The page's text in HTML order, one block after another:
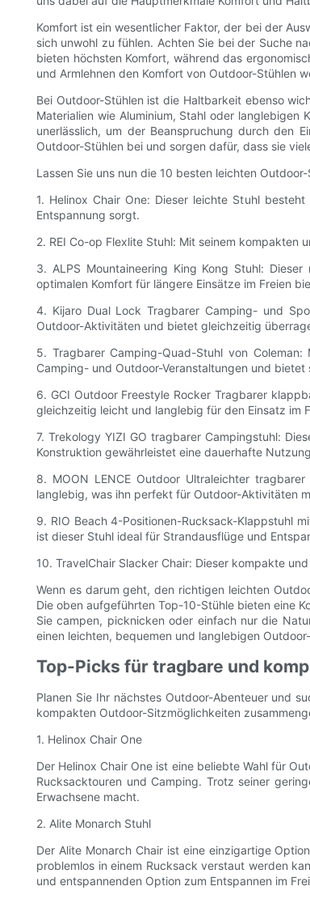
Komfort ist ein wesentlicher Faktor, der bei der
sich unwohl zu fühlen. Achten Sie bei der Suche
bieten höchsten Komfort, während das
und Armlehnen den Komfort von Outdoor-Stühlen
Bei Outdoor-Stühlen ist die Haltbarkeit ebenso
Materialien wie Aluminium, Stahl oder
unerlässlich, um der Beanspruchung durch den
Outdoor-Stühlen bei und sorgen dafür, dass sie
Lassen Sie uns nun die 10 besten leichten
1. Helinox Chair One: Dieser leichte Stuhl
Entspannung sorgt.
2. REI Co-op Flexlite Stuhl: Mit seinem
3. ALPS Mountaineering King Kong Stuhl:
optimalen Komfort für längere Einsätze im Freien
4. Kijaro Dual Lock Tragbarer Camping- und
Outdoor-Aktivitäten und bietet gleichzeitig
5. Tragbarer Camping-Quad-Stuhl von
Camping- und Outdoor-Veranstaltungen und
6. GCI Outdoor Freestyle Rocker Tragbarer
gleichzeitig leicht und langlebig für den Einsatz im
7. Trekology YIZI GO tragbarer Campingstuhl:
Konstruktion gewährleistet eine dauerhafte
8. MOON LENCE Outdoor Ultraleichter
langlebig, was ihn perfekt für Outdoor-Aktivitäten
9. RIO Beach 4-Positionen-Rucksack-Klappstuhl
ist dieser Stuhl ideal für Strandausflüge und
10. TravelChair Slacker Chair: Dieser kompakte
Wenn es darum geht, den richtigen leichten
Die oben aufgeführten Top-10-Stühle bieten eine
Sie campen, picknicken oder einfach nur die
einen leichten, bequemen und langlebigen
Top-Picks für tragbare und
Planen Sie Ihr nächstes Outdoor-Abenteuer und
kompakten Outdoor-Sitzmöglichkeiten
1. Helinox Chair One
Der Helinox Chair One ist eine beliebte Wahl für
Rucksacktouren und Camping. Trotz seiner
Erwachsene macht.
2. Alite Monarch Stuhl
Der Alite Monarch Chair ist eine einzigartige
problemlos in einem Rucksack verstaut werden
und entspannenden Option zum Entspannen im